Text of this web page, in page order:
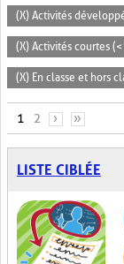
(X) Activités
(X) Activités courtes
(X) En classe et hors
PAGES
1 2 › »
LISTE CIBLÉE